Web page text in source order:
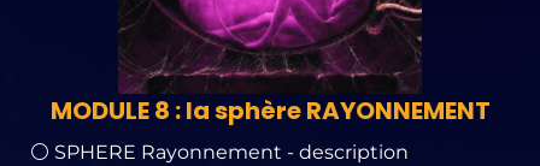
MODULE 8 : la sphère RAYONNEMENT
⚪ SPHERE Rayonnement - description